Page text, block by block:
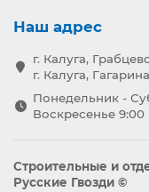
Наш адрес
г. Калуга,
г. Калуга,
Понедельник -
Воскресенье 9:00
Строительные и
Русские Гвозди ©